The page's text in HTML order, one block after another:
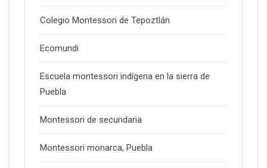
Colegio Montessori de Tepoztlán
Ecomundi
Escuela montessori indígena en la sierra de
Puebla
Montessori de secundaria
Montessori monarca, Puebla